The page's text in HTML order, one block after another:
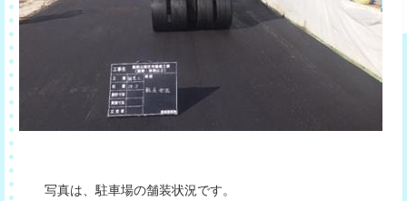
写真は、駐車場の舗装状況です。